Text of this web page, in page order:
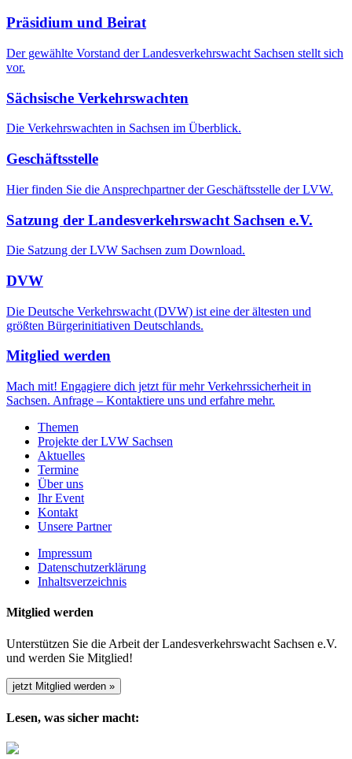
Präsidium und Beirat
Der gewählte Vorstand der Landesverkehrswacht Sachsen stellt sich
vor.
Sächsische Verkehrswachten
Die Verkehrswachten in Sachsen im Überblick.
Geschäftsstelle
Hier finden Sie die Ansprechpartner der Geschäftsstelle der LVW.
Satzung der Landesverkehrswacht Sachsen e.V.
Die Satzung der LVW Sachsen zum Download.
DVW
Die Deutsche Verkehrswacht (DVW) ist eine der ältesten und
größten Bürgerinitiativen Deutschlands.
Mitglied werden
Mach mit! Engagiere dich jetzt für mehr Verkehrssicherheit in
Sachsen. Anfrage – Kontaktiere uns und erfahre mehr.
Themen
Projekte der LVW Sachsen
Aktuelles
Termine
Über uns
Ihr Event
Kontakt
Unsere Partner
Impressum
Datenschutzerklärung
Inhaltsverzeichnis
Mitglied werden
Unterstützen Sie die Arbeit der Landesverkehrswacht Sachsen e.V.
und werden Sie Mitglied!
jetzt Mitglied werden »
Lesen, was sicher macht: